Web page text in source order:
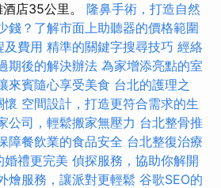
店35公里。 隆鼻手術，打造自然
錢？了解市面上助聽器的價格範圍
及費用 精準的關鍵字搜尋技巧 經絡
期後的解決辦法 為家增添亮點的室
來賓隨心享受美食 台北的護理之
懷 空間設計，打造更符合需求的生
公司，輕鬆搬家無壓力 台北整骨推
障餐飲業的食品安全 台北整復治療
婚禮更完美 偵探服務，協助你解開
燴服務，讓派對更輕鬆 谷歌SEO的